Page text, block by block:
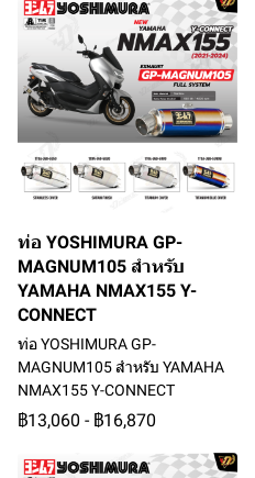
ท่อ YOSHIMURA GP-
MAGNUM105 สำหรับ
YAMAHA NMAX155 Y-
CONNECT
ท่อ YOSHIMURA GP-
MAGNUM105 สำหรับ YAMAHA
NMAX155 Y-CONNECT
฿13,060 - ฿16,870